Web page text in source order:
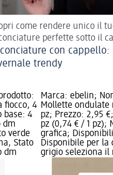
come rendere unico il
perfette sotto il
con
trendy
fiocco, 4
base: 4
dm
verde
Stato
dm
Marca: ebelin;
Mollette ondulate
pz; Prezzo: 2,95
pz (0,74 € / 1 pz);
grafica;
Disponibile per la
grigio seleziona il